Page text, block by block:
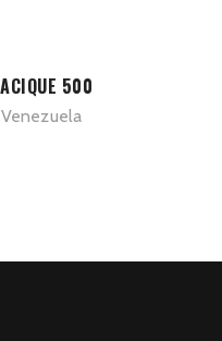
500
Venezuela